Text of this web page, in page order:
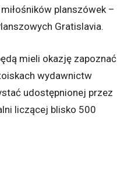
planszówek –
Gratislavia.
mieli okazję zapoznać
wydawnictw
udostępnionej przez
liczącej blisko 500